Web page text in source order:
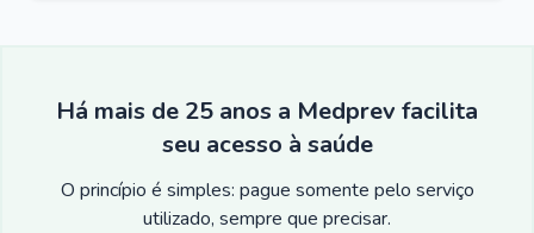
Há mais de 25 anos a Medprev facilita
seu acesso à saúde
O princípio é simples: pague somente pelo serviço
utilizado, sempre que precisar.